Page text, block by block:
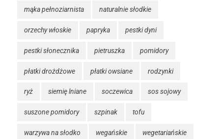
mąka pełnoziarnista naturalnie słodkie
orzechy włoskie papryka pestki dyni
pestki słonecznika pietruszka pomidory
płatki drożdżowe płatki owsiane rodzynki
ryż siemię lniane soczewica sos sojowy
suszone pomidory szpinak tofu
warzywa na słodko wegańskie wegetariańskie